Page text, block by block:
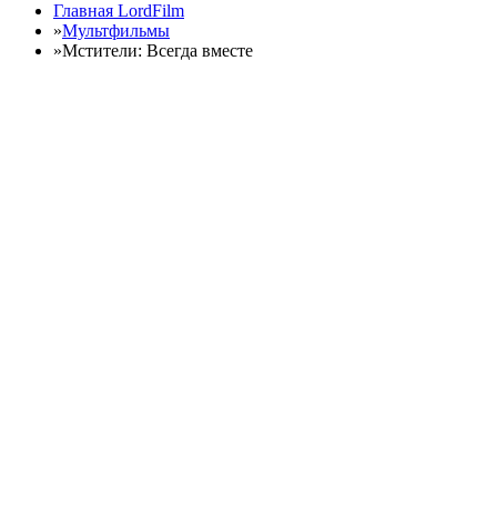
Главная LordFilm
»Мультфильмы
»Мстители: Всегда вместе